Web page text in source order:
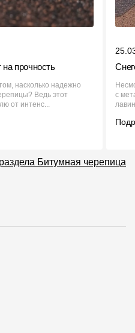
на прочность
насколько надежно
Ведь этот
от интенс...
с
Битумная черепица